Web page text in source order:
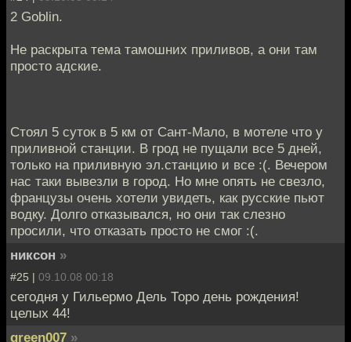
2 Goblin.
Не раскрыта тема тамошних приливов, а они там
просто адские.
Стоял 5 суток в 5 км от Сант-Мало, в мотеле что у
приливной станции. В грод не пущали все 5 дней,
только на приливную эл.станцию и все :(. Вечером
нас таки вывезли в город. Но мне опять не свезло,
французы очень хотели увидеть, как русские пьют
водку. Долго отказывался, но они так слезно
просили, что отказать просто не смог :(.
никсон »
#25 | 09.10.08 00:18
сегодня у Гильермо Дель Торо день рождения!
целых 44!
green007 »